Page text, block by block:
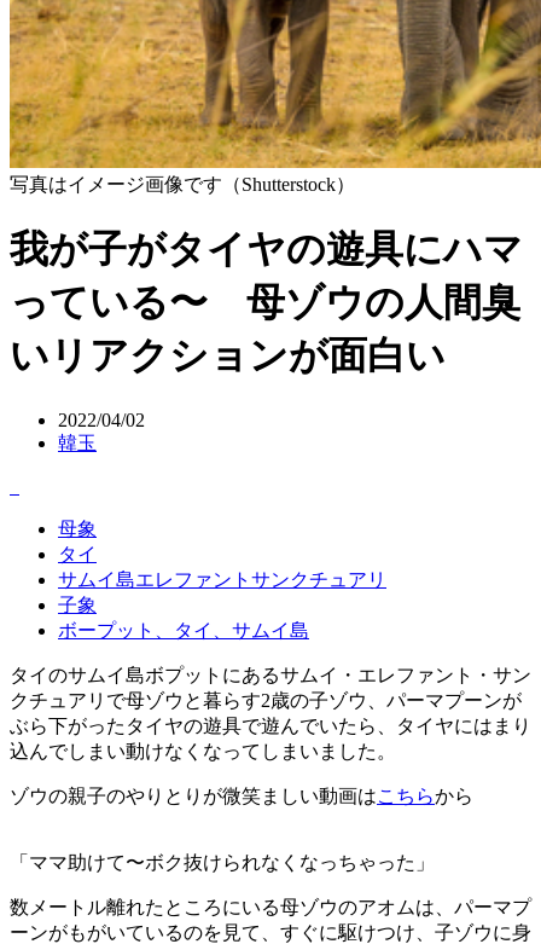
写真はイメージ画像です（Shutterstock）
我が子がタイヤの遊具にハマ
っている〜 母ゾウの人間臭
いリアクションが面白い
2022/04/02
韓玉
母象
タイ
サムイ島エレファントサンクチュアリ
子象
ボープット、タイ、サムイ島
タイのサムイ島ボプットにあるサムイ・エレファント・サン
クチュアリで母ゾウと暮らす2歳の子ゾウ、パーマプーンが
ぶら下がったタイヤの遊具で遊んでいたら、タイヤにはまり
込んでしまい動けなくなってしまいました。
ゾウの親子のやりとりが微笑ましい動画はこちらから
「ママ助けて〜ボク抜けられなくなっちゃった」
数メートル離れたところにいる母ゾウのアオムは、パーマプ
ーンがもがいているのを見て、すぐに駆けつけ、子ゾウに身